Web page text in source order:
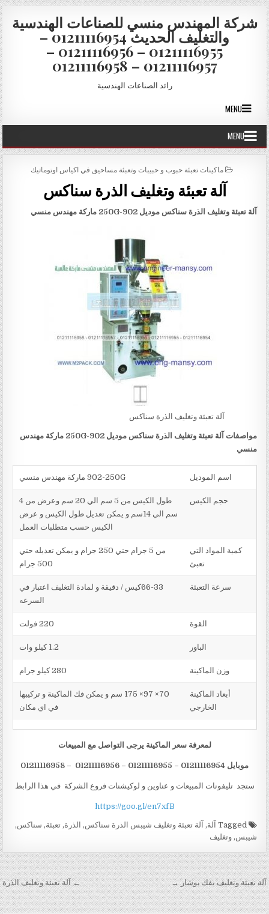
Skip to content
شركة المهندس منسي للصناعات الهندسية
والتغليف الحديث 01211116954 –
01211116955 – 01211116956 –
01211116957 – 01211116958
رائد الصناعات الهندسية
MENU
MENU
POSTED IN
ماكينات تعبئة حبوب و حبيبات وتعبئة مساحيق في اكياس اوتوماتيك
آلة تعبئة وتغليف الذرة سناكس
آلة تعبئة وتغليف الذرة سناكس موديل902-250G ماركة مهندس منسي
آلة تعبئة وتغليف الذرة سناكس
مواصفات آلة تعبئة وتغليف الذرة سناكسموديل902-250G
ماركة مهندس
منسي
اسم الموديل 902-250G ماركة مهندس منسي
حجم الكيس
طول الكيس من 5 سم الي 20 سم وعرض من 4
سم الي 14سم و يمكن تعديل طول الكيس و عرض
الكيس حسب متطلبات العمل
كمية المواد التي
تعبئ
من 5 جرام حتي 250 جرام و يمكن تعديله حتي
500 جرام
سرعة التعبئة
66-33كيس / دقيقة و لمادة التغليف اعتبار في
السرعه
القوة
الباور 1.2 كيلو وات
وزن الماكينة
أبعاد الماكينة
الخارجي
70× 97× 175 سم و يمكن فك الماكينة و تركيبها
في اي مكان
لمعرفة سعر الماكينة يرجى التواصل مع المبيعات
موبايل 01211116954 – 01211116955 – 01211116956 – 01211116958
ستجد تليفونات المبيعات و عناوين و لوكيشنات فروع الشركة في هذا الرابط
https://goo.gl/en7xfB
Tagged آلة, آلة تعبئة وتغليف شيبس الذرة سناكس, الذرة,تعبئة, سناكس,
شيبس,وتغليف
تصفّح المقالات ← آلة تعبئة وتغليف الذرة آلة تعبئة وتغليف بفك بوشار →